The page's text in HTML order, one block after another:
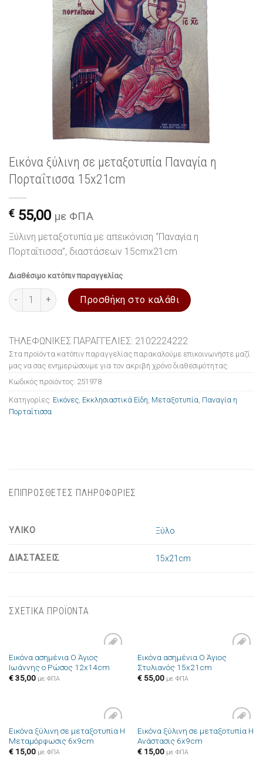
Εικόνα ξύλινη σε μεταξοτυπία Παναγία η
Πορταΐτισσα 15x21cm
€ 55,00 με ΦΠΑ
Ξύλινη μεταξοτυπία με απεικόνιση “Παναγία η
Πορταΐτισσα”, διαστάσεων 15cmx21cm
Διαθέσιμο κατόπιν παραγγελίας
Εικόνα ξύλινη σε μεταξοτυπία Παναγία η Πορταΐτισσα 15x21cm
Προσθήκη στο καλάθι
ΤΗΛΕΦΩΝΙΚΕΣ ΠΑΡΑΓΓΕΛΙΕΣ: 2102224222
Στα προϊόντα κατόπιν παραγγελίας παρακαλούμε επικοινωνήστε μαζί
μας να σας ενημερώσουμε για τον ακριβή χρόνο διαθεσιμότητας.
Κωδικός προϊόντος: 251978
Κατηγορίες: Εικόνες Εκκλησιαστικά Είδη Μεταξοτυπία Παναγία η
Πορταΐτισσα
ΕΠΙΠΡΟΣΘΕΤΕΣ ΠΛΗΡΟΦΟΡΙΕΣ
ΥΛΙΚΟ Ξύλο
ΔΙΑΣΤΑΣΕΙΣ 15x21cm
ΣΧΕΤΙΚΑ ΠΡΟΪΟΝΤΑ
Πρόσθήκη
στην λίστα
Εικόνα ασημένια Ο Άγιος
Ιωάννης ο Ρώσος 12x14cm
€35,00 με ΦΠΑ
Πρόσθήκη
Εικόνα ασημένια Ο Άγιος
Στυλιανός 15x21cm
€55,00 με ΦΠΑ
Πρόσθήκη
στην λίστα
Εικόνα ξύλινη σε μεταξοτυπία Η
Μεταμόρφωσις 6x9cm
€15,00 με ΦΠΑ
Πρόσθήκη
Εικόνα ξύλινη σε μεταξοτυπία Η
Ανάστασις 6x9cm
€15,00 με ΦΠΑ